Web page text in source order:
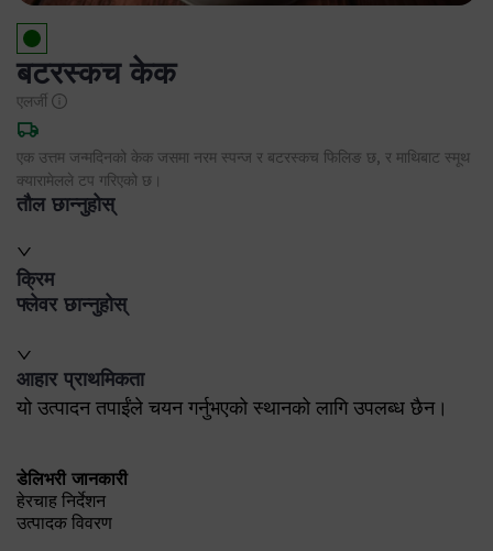
बटरस्कच केक
एलर्जी
एक उत्तम जन्मदिनको केक जसमा नरम स्पन्ज र बटरस्कच फिलिङ छ, र माथिबाट स्मूथ
क्यारामेलले टप गरिएको छ।
तौल छान्नुहोस्
क्रिम
फ्लेवर छान्नुहोस्
आहार प्राथमिकता
यो उत्पादन तपाईंले चयन गर्नुभएको स्थानको लागि उपलब्ध छैन।
डेलिभरी जानकारी
हेरचाह निर्देशन
उत्पादक विवरण